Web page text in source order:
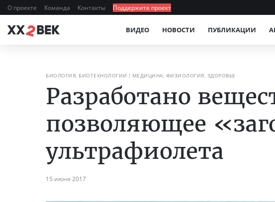
О проекте Команда Контакты Поддержите проект
ВИДЕО НОВОСТИ ПУБЛИКАЦИИ
БИОЛОГИЯ, БИОТЕХНОЛОГИИ МЕДИЦИНА, ФИЗИОЛОГИЯ, ЗДОРОВЬЕ
Разработано
позволяющее
ультрафиолета
15 июня 2017